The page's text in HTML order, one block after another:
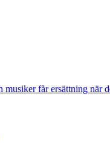
musiker får ersättning när